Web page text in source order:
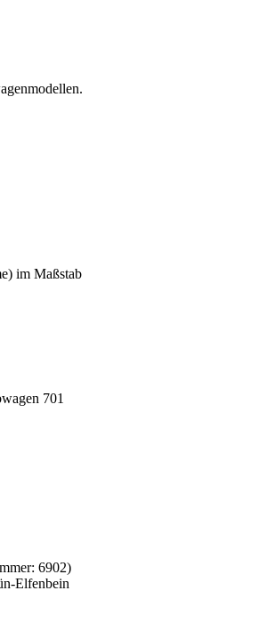
im Maßstab
701
6902)
Elfenbein